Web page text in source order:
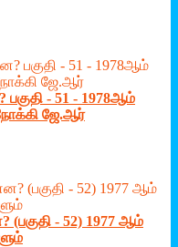
- 51 - 1978ஆம்
ஜே.ஆர்
- 52) 1977 ஆம்